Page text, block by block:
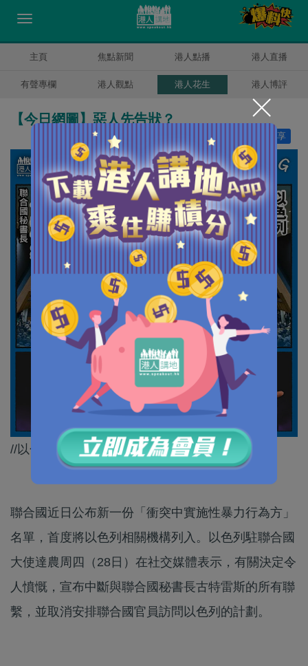
主頁 焦點新聞 港人點播 港人直播
有聲專欄 港人觀點 港人花生 港人博評
【今日網圖】惡人先告狀？
分享
//以色列真係小學雞，唔聯絡唔代表冇做過囉～//
聯合國近日公布新一份「衝突中實施性暴力行為方」
名單，首度將以色列相關機構列入。以色列駐聯合國
大使達農周四（28日）在社交媒體表示，有關決定令
人憤慨，宣布中斷與聯合國秘書長古特雷斯的所有聯
繫，並取消安排聯合國官員訪問以色列的計劃。